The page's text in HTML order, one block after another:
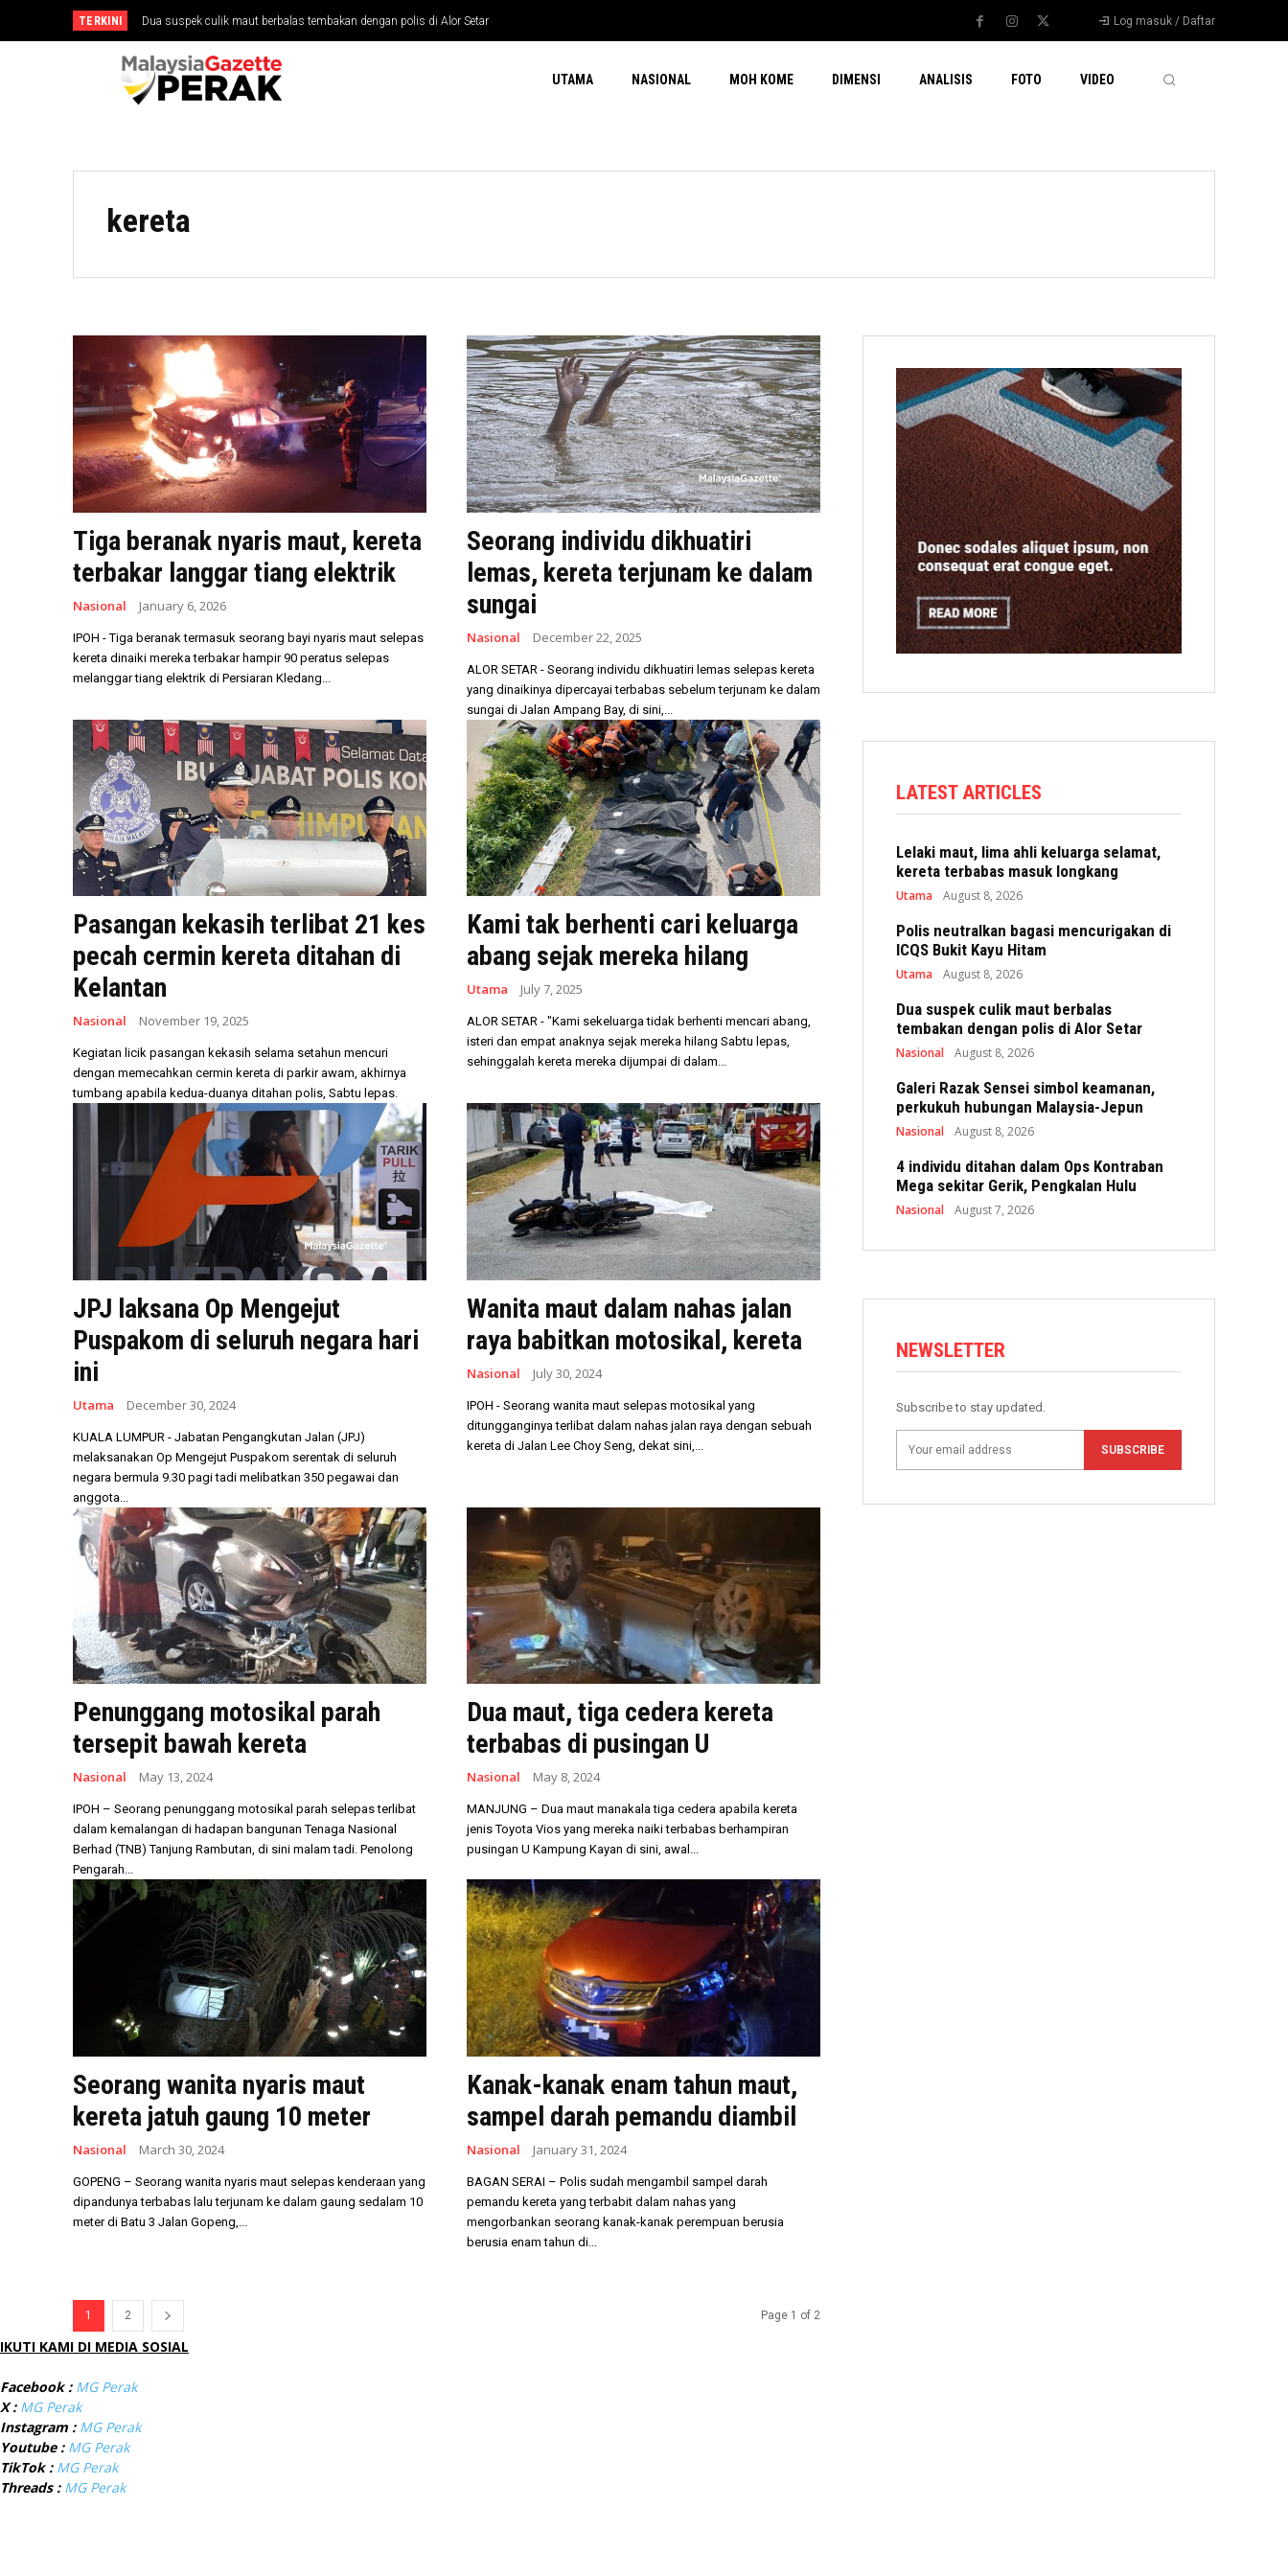
TERKINI Dua suspek culik maut berbalas tembakan dengan polis di Alor Setar
Galeri Razak Sensei simbol keamanan, perkukuh hubungan Malaysia-Jepun Log masuk / Daftar
UTAMA NASIONAL MOH KOME DIMENSI ANALISIS FOTO VIDEO
kereta
Tiga beranak nyaris maut, kereta
terbakar langgar tiang elektrik
Nasional January 6, 2026
IPOH - Tiga beranak termasuk seorang bayi nyaris maut selepas
kereta dinaiki mereka terbakar hampir 90 peratus selepas
melanggar tiang elektrik di Persiaran Kledang...
Seorang individu dikhuatiri
lemas, kereta terjunam ke dalam
sungai
Nasional December 22, 2025
ALOR SETAR - Seorang individu dikhuatiri lemas selepas kereta
yang dinaikinya dipercayai terbabas sebelum terjunam ke dalam
sungai di Jalan Ampang Bay, di sini,...
Pasangan kekasih terlibat 21 kes
pecah cermin kereta ditahan di
Kelantan
Nasional November 19, 2025
Kegiatan licik pasangan kekasih selama setahun mencuri
dengan memecahkan cermin kereta di parkir awam, akhirnya
tumbang apabila kedua-duanya ditahan polis, Sabtu lepas.
Kami tak berhenti cari keluarga
abang sejak mereka hilang
Utama July 7, 2025
ALOR SETAR - "Kami sekeluarga tidak berhenti mencari abang,
isteri dan empat anaknya sejak mereka hilang Sabtu lepas,
sehinggalah kereta mereka dijumpai di dalam...
JPJ laksana Op Mengejut
Puspakom di seluruh negara hari
ini
Utama December 30, 2024
KUALA LUMPUR - Jabatan Pengangkutan Jalan (JPJ)
melaksanakan Op Mengejut Puspakom serentak di seluruh
negara bermula 9.30 pagi tadi melibatkan 350 pegawai dan
anggota...
Wanita maut dalam nahas jalan
raya babitkan motosikal, kereta
Nasional July 30, 2024
IPOH - Seorang wanita maut selepas motosikal yang
ditungganginya terlibat dalam nahas jalan raya dengan sebuah
kereta di Jalan Lee Choy Seng, dekat sini,...
Penunggang motosikal parah
tersepit bawah kereta
Nasional May 13, 2024
IPOH – Seorang penunggang motosikal parah selepas terlibat
dalam kemalangan di hadapan bangunan Tenaga Nasional
Berhad (TNB) Tanjung Rambutan, di sini malam tadi. Penolong
Pengarah...
Dua maut, tiga cedera kereta
terbabas di pusingan U
Nasional May 8, 2024
MANJUNG – Dua maut manakala tiga cedera apabila kereta
jenis Toyota Vios yang mereka naiki terbabas berhampiran
pusingan U Kampung Kayan di sini, awal...
Seorang wanita nyaris maut
kereta jatuh gaung 10 meter
Nasional March 30, 2024
GOPENG – Seorang wanita nyaris maut selepas kenderaan yang
dipandunya terbabas lalu terjunam ke dalam gaung sedalam 10
meter di Batu 3 Jalan Gopeng,...
Kanak-kanak enam tahun maut,
sampel darah pemandu diambil
Nasional January 31, 2024
BAGAN SERAI – Polis sudah mengambil sampel darah
pemandu kereta yang terbabit dalam nahas yang
mengorbankan seorang kanak-kanak perempuan berusia
berusia enam tahun di...
1 2 Page 1 of 2
LATEST ARTICLES
Lelaki maut, lima ahli keluarga selamat,
kereta terbabas masuk longkang
Utama August 8, 2026
Polis neutralkan bagasi mencurigakan di
ICQS Bukit Kayu Hitam
Utama August 8, 2026
Dua suspek culik maut berbalas
tembakan dengan polis di Alor Setar
Nasional August 8, 2026
Galeri Razak Sensei simbol keamanan,
perkukuh hubungan Malaysia-Jepun
Nasional August 8, 2026
4 individu ditahan dalam Ops Kontraban
Mega sekitar Gerik, Pengkalan Hulu
Nasional August 7, 2026
NEWSLETTER
Subscribe to stay updated.
SUBSCRIBE
IKUTI KAMI DI MEDIA SOSIAL
Facebook : MG Perak
X : MG Perak
Instagram : MG Perak
Youtube : MG Perak
TikTok : MG Perak
Threads : MG Perak